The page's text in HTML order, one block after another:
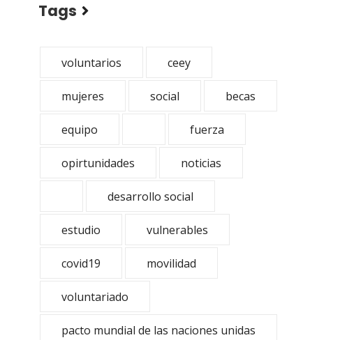
Tags
voluntarios ceey
mujeres social becas
equipo fuerza
opirtunidades noticias
desarrollo social
estudio vulnerables
covid19 movilidad
voluntariado
pacto mundial de las naciones unidas